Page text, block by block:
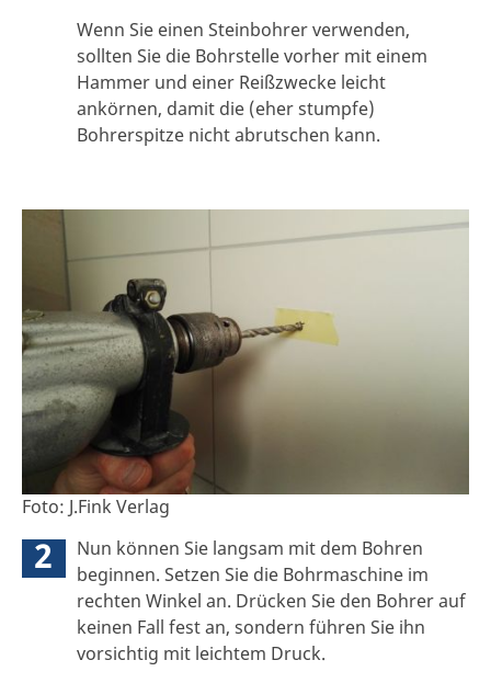
Wenn Sie einen Steinbohrer verwenden,
sollten Sie die Bohrstelle vorher mit einem
Hammer und einer Reißzwecke leicht
ankörnen, damit die (eher stumpfe)
Bohrerspitze nicht abrutschen kann.
Foto: J.Fink Verlag
2
Nun können Sie langsam mit dem Bohren
beginnen. Setzen Sie die Bohrmaschine im
rechten Winkel an. Drücken Sie den Bohrer auf
keinen Fall fest an, sondern führen Sie ihn
vorsichtig mit leichtem Druck.